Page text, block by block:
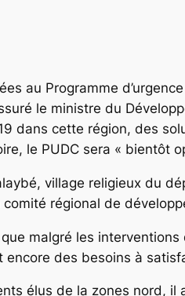
au Programme
le ministre du
dans cette région, des
le PUDC sera « bientôt
village religieux du
régional de
malgré les
encore des besoins à
élus de la zones nord, il